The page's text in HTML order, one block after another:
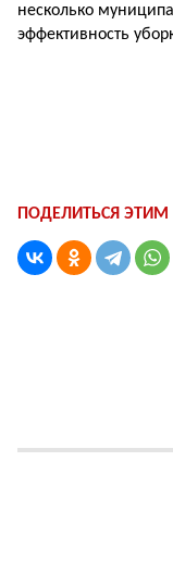
несколько
эффективность
ПОДЕЛИТЬСЯ